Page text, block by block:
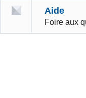
Aide
Foire aux